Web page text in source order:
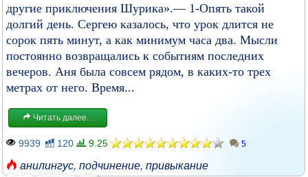
другие приключения Шурика».— 1-Опять такой
долгий день. Сергею казалось, что урок длится не
сорок пять минут, а как минимум часа два. Мысли
постоянно возвращались к событиям последних
вечеров. Аня была совсем рядом, в каких-то трех
метрах от него. Время...
Читать далее...
9939 120 9.25 5
анилингус, подчинение, привыкание